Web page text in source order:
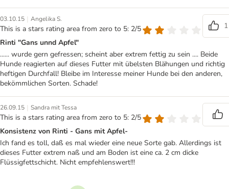
03.10.15 | Angelika S.
This is a stars rating area from zero to 5: 2/5
1
Rinti "Gans unnd Apfel"
...... wurde gern gefressen; scheint aber extrem fettig zu sein .... Beide
Hunde reagierten auf dieses Futter mit übelsten Blähungen und richtig
heftigen Durchfall! Bleibe im Interesse meiner Hunde bei den anderen,
bekömmlichen Sorten. Schade!
26.09.15 | Sandra mit Tessa
This is a stars rating area from zero to 5: 2/5
Konsistenz von Rinti - Gans mit Apfel-
Ich fand es toll, daß es mal wieder eine neue Sorte gab. Allerdings ist
dieses Futter extrem naß und am Boden ist eine ca. 2 cm dicke
Flüssigfettschicht. Nicht empfehlenswert!!!